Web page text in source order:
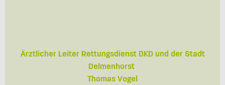
Ärztlicher Leiter Rettungsdienst DKD und der Stadt
Delmenhorst
Thomas Vogel